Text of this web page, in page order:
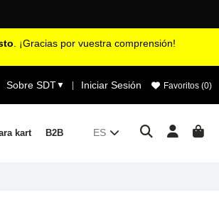
. ¡Gracias por vuestra comprensión!
Sobre SDT▼ | Iniciar Sesión Favoritos (0)
kart B2B ES